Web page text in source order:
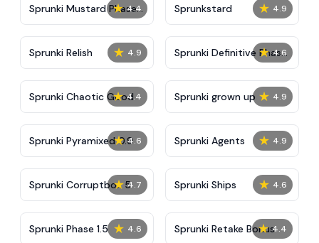
★ 4.4
Sprunki Mustard Phase
2
★ 4.9
Sprunkstard
★ 4.9
Sprunki Relish ★ 4.6
Sprunki Definitive Phase
7
★ 4.4
Sprunki Chaotic Good ★ 4.9
Sprunki grown up
★ 4.6
Sprunki Pyramixed 0.9 ★ 4.9
Sprunki Agents
★ 4.7
Sprunki Corruptbox 5 ★ 4.6
Sprunki Ships
★ 4.6
Sprunki Phase 1.5 ★ 4.4
Sprunki Retake Bonus